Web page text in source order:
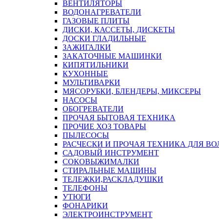
ВЕНТИЛЯТОРЫ
ВОДОНАГРЕВАТЕЛИ
ГАЗОВЫЕ ПЛИТЫ
ДИСКИ, КАССЕТЫ, ДИСКЕТЫ
ДОСКИ ГЛАДИЛЬНЫЕ
ЗАЖИГАЛКИ
ЗАКАТОЧНЫЕ МАШИНКИ
КИПЯТИЛЬНИКИ
КУХОННЫЕ
МУЛЬТИВАРКИ
МЯСОРУБКИ, БЛЕНДЕРЫ, МИКСЕРЫ
НАСОСЫ
ОБОГРЕВАТЕЛИ
ПРОЧАЯ БЫТОВАЯ ТЕХНИКА
ПРОЧИЕ ХОЗ ТОВАРЫ
ПЫЛЕСОСЫ
РАСЧЕСКИ И ПРОЧАЯ ТЕХНИКА ДЛЯ
САДОВЫЙ ИНСТРУМЕНТ
СОКОВЫЖИМАЛКИ
СТИРАЛЬНЫЕ МАШИНЫ
ТЕЛЕЖКИ,РАСКЛАДУШКИ
ТЕЛЕФОНЫ
УТЮГИ
ФОНАРИКИ
ЭЛЕКТРОИНСТРУМЕНТ